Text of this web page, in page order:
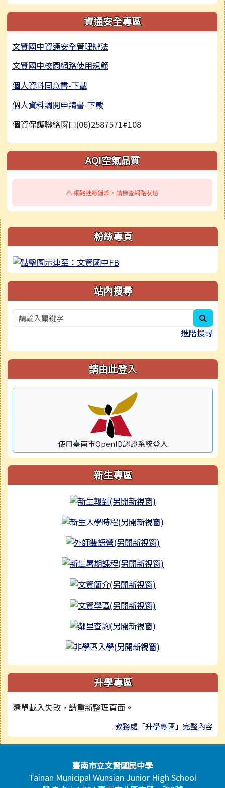
資通安全專區
文賢國中資通安全管理辦法
文賢國中校園網路使用規範
個人資料同意書-下載
個人資料調閱申請書-下載
個資保護聯絡窗口(06)2587571#108
AQI空氣品質
⚠️ 網路連線錯誤，請檢查網路狀態
右邊區域內容 粉絲專頁
站內搜尋
進階搜尋
請由此登入
使用臺南市OpenID認證系統登入
新生專區
升學專區
選單載入失敗，請重新整理頁面。
教務處「升學專區」完整內容
頁尾區域內容臺南市立文賢國民中學
Tainan Municipal Wunsian Junior High School